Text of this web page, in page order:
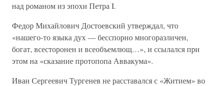
над романом из эпохи Петра I.
Федор Михайлович Достоевский утверждал, что
«нашего-то языка дух — бесспорно многоразличен,
богат, всесторонен и всеобъемлющ…», и ссылался при
этом на «сказание протопопа Аввакума».
Иван Сергеевич Тургенев не расставался с «Житием» во